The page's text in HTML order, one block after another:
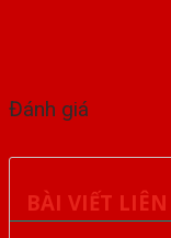
Đánh giá
BÀI VIẾT